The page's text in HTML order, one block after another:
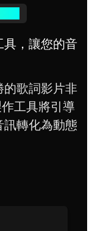
，讓您的音
的歌詞影片非
工具將引導
轉化為動態